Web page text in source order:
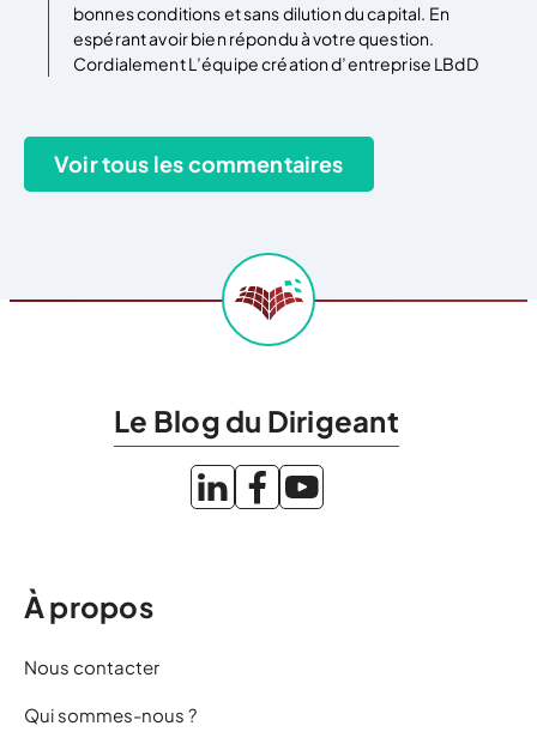
bonnes conditions et sans dilution du capital. En
espérant avoir bien répondu à votre question.
Cordialement L’équipe création d’entreprise LBdD
Le Blog du Dirigeant
À propos
Nous contacter
Qui sommes-nous ?